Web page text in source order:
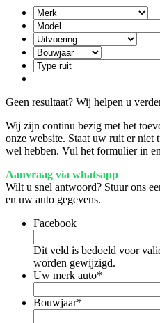
Geen resultaat? Wij helpen u
Wij zijn continu bezig met het
onze website. Staat uw ruit er niet
wel hebben. Vul het formulier in
Aanvraag via whatsapp
Wilt u snel antwoord? Stuur ons
en uw auto gegevens.
Facebook
Dit veld is bedoeld voor
worden gewijzigd.
Uw merk auto*
Bouwjaar*